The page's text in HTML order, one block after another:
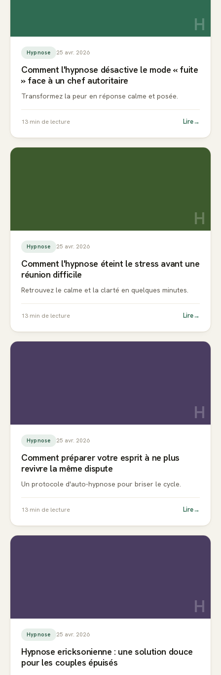
H
Hypnose 25 avr. 2026
Comment l'hypnose désactive le mode « fuite
» face à un chef autoritaire
Transformez la peur en réponse calme et posée.
13 min de lecture Lire→
H
Hypnose 25 avr. 2026
Comment l'hypnose éteint le stress avant une
réunion difficile
Retrouvez le calme et la clarté en quelques minutes.
13 min de lecture Lire→
H
Hypnose 25 avr. 2026
Comment préparer votre esprit à ne plus
revivre la même dispute
Un protocole d'auto-hypnose pour briser le cycle.
13 min de lecture Lire→
H
Hypnose 25 avr. 2026
Hypnose ericksonienne : une solution douce
pour les couples épuisés